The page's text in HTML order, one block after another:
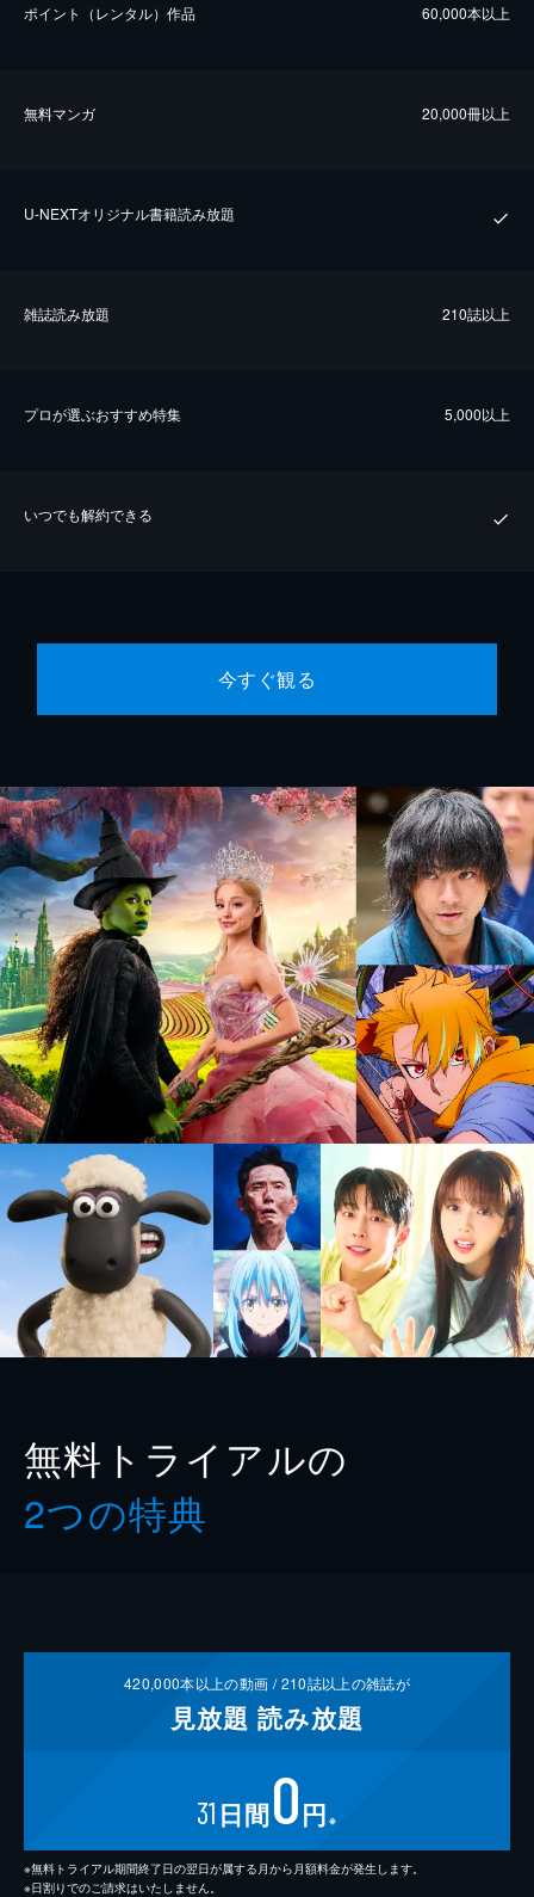
ポイント（レンタル）作品 60,000本以上
無料マンガ 20,000冊以上
U-NEXTオリジナル書籍読み放題
雑誌読み放題 210誌以上
プロが選ぶおすすめ特集 5,000以上
いつでも解約できる
今すぐ観る
無料トライアルの
2つの特典
420,000本以上の動画 /210誌以上の雑誌が
見放題 読み放題
31 日間0円 ※
※無料トライアル期間終了日の翌日が属する月から月額料金が発生します。
※日割りでのご請求はいたしません。